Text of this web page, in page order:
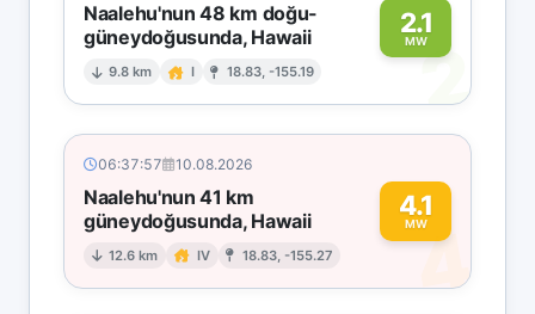
Naalehu'nun 48 km doğu-
güneydoğusunda, Hawaii
9.8 km I 18.83, -155.19
2.1
MW2
06:37:57 10.08.2026
Naalehu'nun 41 km
güneydoğusunda, Hawaii
12.6 km IV 18.83, -155.27
4.1
MW
4